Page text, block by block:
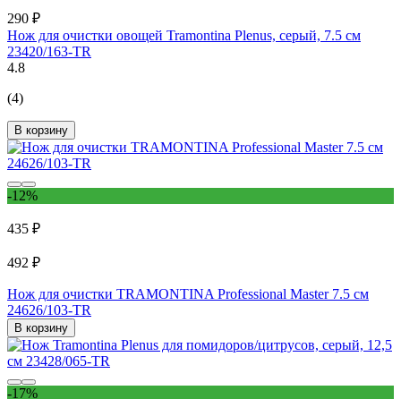
290 ₽
Нож для очистки овощей Tramontina Plenus, серый, 7.5 см
23420/163-TR
4.8
(4)
В корзину
-12%
435 ₽
492 ₽
Нож для очистки TRAMONTINA Professional Master 7.5 см
24626/103-TR
В корзину
-17%